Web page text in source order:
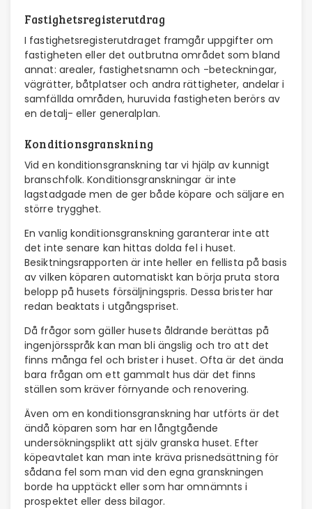
Fastighetsregisterutdrag
I fastighetsregisterutdraget framgår uppgifter om
fastigheten eller det outbrutna området som bland
annat: arealer, fastighetsnamn och -beteckningar,
vägrätter, båtplatser och andra rättigheter, andelar i
samfällda områden, huruvida fastigheten berörs av
en detalj- eller generalplan.
Konditionsgranskning
Vid en konditionsgranskning tar vi hjälp av kunnigt
branschfolk. Konditionsgranskningar är inte
lagstadgade men de ger både köpare och säljare en
större trygghet.
En vanlig konditionsgranskning garanterar inte att
det inte senare kan hittas dolda fel i huset.
Besiktningsrapporten är inte heller en fellista på basis
av vilken köparen automatiskt kan börja pruta stora
belopp på husets försäljningspris. Dessa brister har
redan beaktats i utgångspriset.
Då frågor som gäller husets åldrande berättas på
ingenjörsspråk kan man bli ängslig och tro att det
finns många fel och brister i huset. Ofta är det ända
bara frågan om ett gammalt hus där det finns
ställen som kräver förnyande och renovering.
Även om en konditionsgranskning har utförts är det
ändå köparen som har en långtgående
undersökningsplikt att själv granska huset. Efter
köpeavtalet kan man inte kräva prisnedsättning för
sådana fel som man vid den egna granskningen
borde ha upptäckt eller som har omnämnts i
prospektet eller dess bilagor.